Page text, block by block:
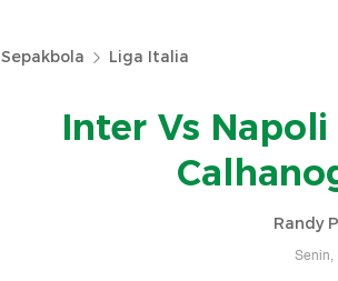
Sepakbola Liga Italia
Inter Vs
Randy
Senin,